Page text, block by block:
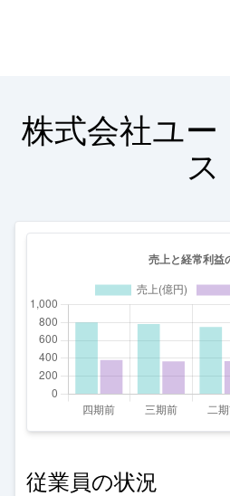
株式会社ユー
ス
従業員の状況